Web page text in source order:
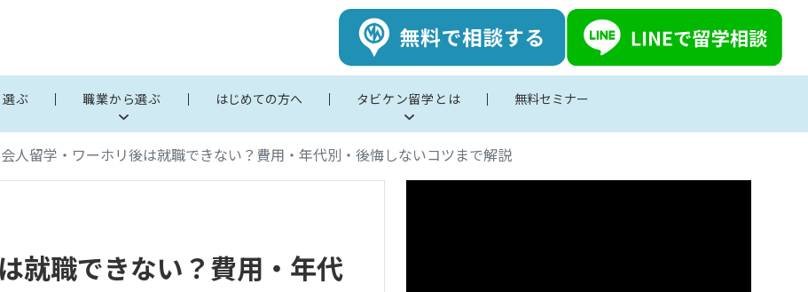
選ぶ 職業から選ぶ はじめての方へ タビケン留学とは 無料セミナー
人留学・ワーホリ後は就職できない？費用・年代別・後悔しないコツまで解説
就職できない？費用・年代